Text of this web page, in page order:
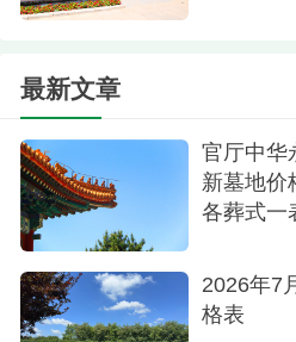
卧碑类别：念慈园与归
碑石都蕴含着无尽的思念与祝
京华园卧碑与节地葬：
118000元，卧碑也同样备受
118000元，将简约与实用完
5.琉璃碑与高端立碑：
归园琉璃碑：精致透明
最新文章
官厅中华
新墓地价
各葬式一
2026年7
格表